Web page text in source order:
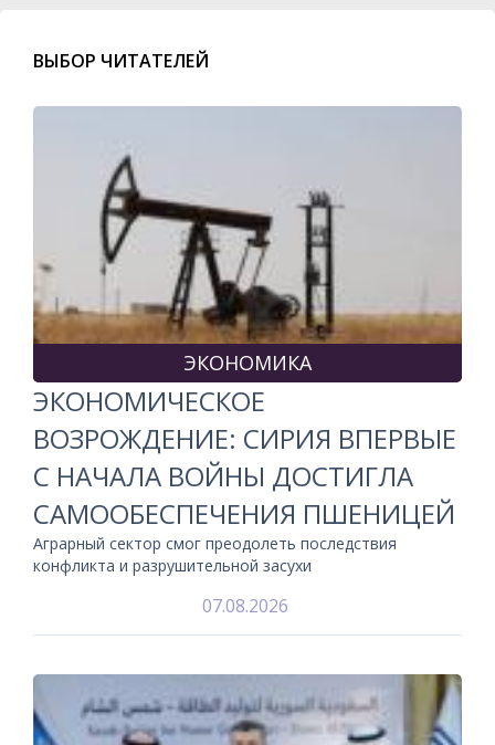
ВЫБОР ЧИТАТЕЛЕЙ
ЭКОНОМИКА
ЭКОНОМИЧЕСКОЕ
ВОЗРОЖДЕНИЕ: СИРИЯ ВПЕРВЫЕ
С НАЧАЛА ВОЙНЫ ДОСТИГЛА
САМООБЕСПЕЧЕНИЯ ПШЕНИЦЕЙ
Аграрный сектор смог преодолеть последствия
конфликта и разрушительной засухи
07.08.2026